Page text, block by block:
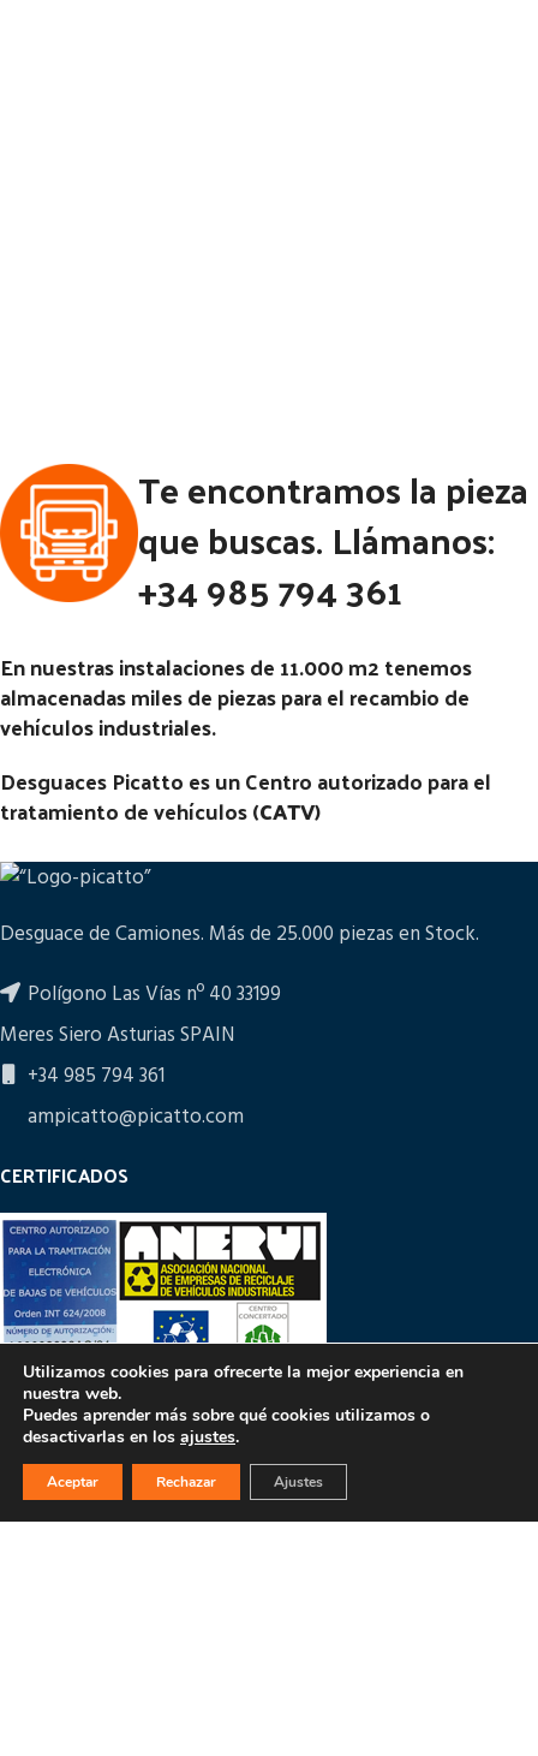
Te encontramos la pieza
que buscas. Llámanos:
+34 985 794 361
En nuestras instalaciones de 11.000 m2 tenemos
almacenadas miles de piezas para el recambio de
vehículos industriales.
Desguaces Picatto es un Centro autorizado para el
tratamiento de vehículos (CATV)
Desguace de Camiones. Más de 25.000 piezas en Stock.
Polígono Las Vías nº 40 33199
Meres Siero Asturias SPAIN
+34 985 794 361
ampicatto@picatto.com
CERTIFICADOS
PULSA PARA MÁS INFORMACIÓN
Utilizamos cookies para ofrecerte la mejor experiencia en
nuestra web.
Puedes aprender más sobre qué cookies utilizamos o
desactivarlas en los ajustes.
Aceptar Rechazar Ajustes